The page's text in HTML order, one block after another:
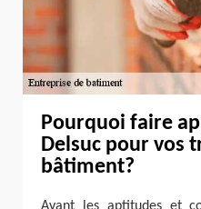
Pourquoi faire
Delsuc pour vos
bâtiment?